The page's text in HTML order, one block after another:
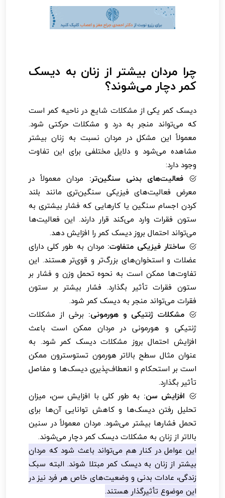
چرا مردان بیشتر از زنان به دیسک
کمر دچار می‌شوند؟
دیسک کمر یکی از مشکلات شایع در ناحیه کمر است
که می‌تواند منجر به درد و مشکلات حرکتی شود.
معمولاً این مشکل در مردان نسبت به زنان بیشتر
مشاهده می‌شود و دلایل مختلفی برای این تفاوت
وجود دارد:
فعالیت‌های بدنی سنگین‌تر: مردان معمولاً در
معرض فعالیت‌های فیزیکی سنگین‌تری مانند بلند
کردن اجسام سنگین یا کارهایی که فشار بیشتری به
ستون فقرات وارد می‌کند قرار دارند. این فعالیت‌ها
می‌تواند احتمال بروز دیسک کمر را افزایش دهد.
ساختار فیزیکی متفاوت: مردان به طور کلی دارای
عضلات و استخوان‌های بزرگ‌تر و قوی‌تر هستند. این
تفاوت‌ها ممکن است به نحوه تحمل وزن و فشار بر
ستون فقرات تأثیر بگذارد. فشار بیشتر بر ستون
فقرات می‌تواند منجر به دیسک کمر شود.
مشکلات ژنتیکی و هورمونی: برخی از مشکلات
ژنتیکی و هورمونی در مردان ممکن است باعث
افزایش احتمال بروز مشکلات دیسک کمر شود. به
عنوان مثال سطح بالاتر هورمون تستوسترون ممکن
است بر استحکام و انعطاف‌پذیری دیسک‌ها و مفاصل
تأثیر بگذارد.
افزایش سن: به طور کلی با افزایش سن، میزان
تحلیل رفتن دیسک‌ها و کاهش توانایی آن‌ها برای
تحمل فشارها بیشتر می‌شود. مردان معمولاً در سنین
بالاتر از زنان به مشکلات دیسک کمر دچار می‌شوند.
این عوامل در کنار هم می‌تواند باعث شود که مردان
بیشتر از زنان به دیسک کمر مبتلا شوند. البته سبک
زندگی، عادات بدنی و وضعیت‌های خاص هر فرد نیز در
این موضوع تأثیرگذار هستند.